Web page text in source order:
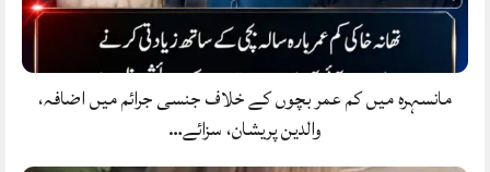
مانسہرہ میں کم عمر بچوں کے خلاف جنسی جرائم میں اضافہ،
والدین پریشان، سزائے…